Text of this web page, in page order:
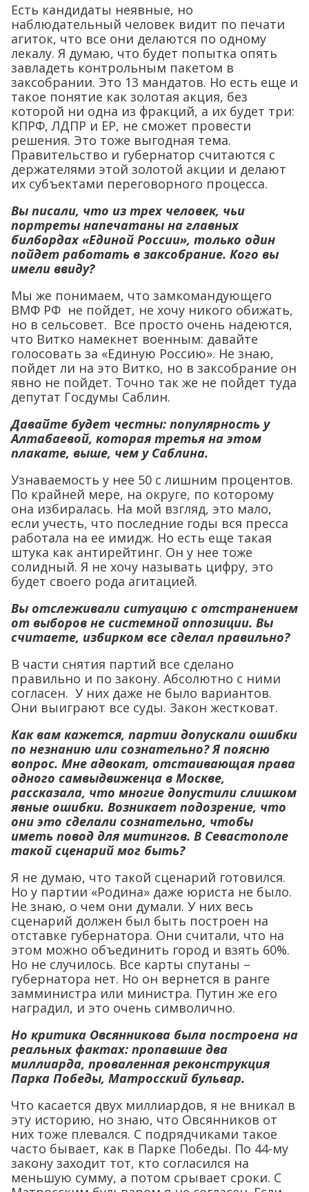
Есть кандидаты неявные, но
наблюдательный человек видит по печати
агиток, что все они делаются по одному
лекалу. Я думаю, что будет попытка опять
завладеть контрольным пакетом в
заксобрании. Это 13 мандатов. Но есть еще и
такое понятие как золотая акция, без
которой ни одна из фракций, а их будет три:
КПРФ, ЛДПР и ЕР, не сможет провести
решения. Это тоже выгодная тема.
Правительство и губернатор считаются с
держателями этой золотой акции и делают
их субъектами переговорного процесса.
Вы писали, что из трех человек, чьи
портреты напечатаны на главных
билбордах «Единой России», только один
пойдет работать в заксобрание. Кого вы
имели ввиду?
Мы же понимаем, что замкомандующего
ВМФ РФ не пойдет, не хочу никого обижать,
но в сельсовет. Все просто очень надеются,
что Витко намекнет военным: давайте
голосовать за «Единую Россию». Не знаю,
пойдет ли на это Витко, но в заксобрание он
явно не пойдет. Точно так же не пойдет туда
депутат Госдумы Саблин.
Давайте будет честны: популярность у
Алтабаевой, которая третья на этом
плакате, выше, чем у Саблина.
Узнаваемость у нее 50 с лишним процентов.
По крайней мере, на округе, по которому
она избиралась. На мой взгляд, это мало,
если учесть, что последние годы вся пресса
работала на ее имидж. Но есть еще такая
штука как антирейтинг. Он у нее тоже
солидный. Я не хочу называть цифру, это
будет своего рода агитацией.
Вы отслеживали ситуацию с отстранением
от выборов не системной оппозиции. Вы
считаете, избирком все сделал правильно?
В части снятия партий все сделано
правильно и по закону. Абсолютно с ними
согласен. У них даже не было вариантов.
Они выиграют все суды. Закон жестковат.
Как вам кажется, партии допускали ошибки
по незнанию или сознательно? Я поясню
вопрос. Мне адвокат, отстаивающая права
одного самвыдвиженца в Москве,
рассказала, что многие допустили слишком
явные ошибки. Возникает подозрение, что
они это сделали сознательно, чтобы
иметь повод для митингов. В Севастополе
такой сценарий мог быть?
Я не думаю, что такой сценарий готовился.
Но у партии «Родина» даже юриста не было.
Не знаю, о чем они думали. У них весь
сценарий должен был быть построен на
отставке губернатора. Они считали, что на
этом можно объединить город и взять 60%.
Но не случилось. Все карты спутаны –
губернатора нет. Но он вернется в ранге
замминистра или министра. Путин же его
наградил, и это очень символично.
Но критика Овсянникова была построена на
реальных фактах: пропавшие два
миллиарда, проваленная реконструкция
Парка Победы, Матросский бульвар.
Что касается двух миллиардов, я не вникал в
эту историю, но знаю, что Овсянников от
них тоже плевался. С подрядчиками такое
часто бывает, как в Парке Победы. По 44-му
закону заходит тот, кто согласился на
меньшую сумму, а потом срывает сроки. С